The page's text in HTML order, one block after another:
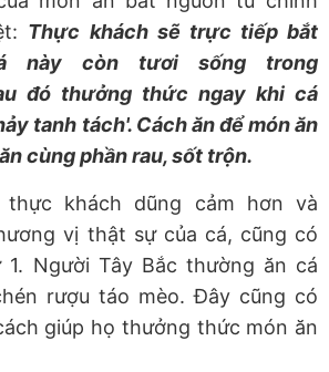
Thực khách sẽ trực tiếp bắt
này còn tươi sống trong
đó thưởng thức ngay khi cá
tanh tách'. Cách ăn để món ăn
cùng phần rau, sốt trộn.
khách dũng cảm hơn và
vị thật sự của cá, cũng có
Người Tây Bắc thường ăn cá
rượu táo mèo. Đây cũng có
giúp họ thưởng thức món ăn